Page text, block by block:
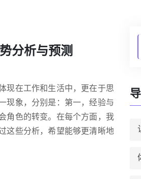
分析与预测
现在工作和生活中，更在于思
现象，分别是：第一，经验与
角色的转变。在每个方面，我
这些分析，希望能够更清晰地